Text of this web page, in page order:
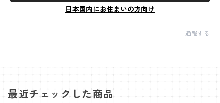
日本国内にお住まいの方向け
通報する
最近チェックした商品